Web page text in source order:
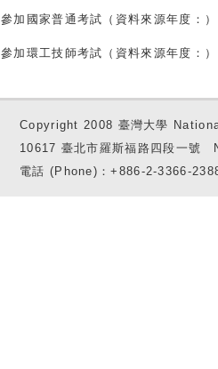
參加國家普通考試（資料來源年度：）
參加環工技師考試（資料來源年度：）
Copyright 2008 臺灣大學
10617 臺北市羅斯福路四段一
電話 (Phone)：+886-2-3366-